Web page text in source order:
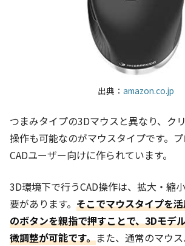
出典： amazon.co.jp
つまみタイプの3Dマウスと異なり、ク
操作も可能なのがマウスタイプです。
CADユーザー向けに作られています。
3D環境下で行うCAD操作は、拡大・縮
要があります。 そこでマウスタイプを
のボタンを親指で押すことで、3Dモデ
微調整が可能です。また、通常のマウ